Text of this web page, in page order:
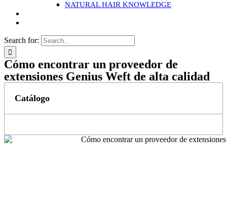
NATURAL HAIR KNOWLEDGE
Search for:
Cómo encontrar un proveedor de
extensiones Genius Weft de alta calidad
Catálogo